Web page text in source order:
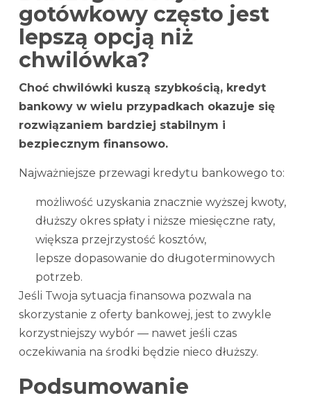
gotówkowy często jest
lepszą opcją niż
chwilówka?
Choć chwilówki kuszą szybkością, kredyt
bankowy w wielu przypadkach okazuje się
rozwiązaniem bardziej stabilnym i
bezpiecznym finansowo.
Najważniejsze przewagi kredytu bankowego to:
możliwość uzyskania znacznie wyższej kwoty,
dłuższy okres spłaty i niższe miesięczne raty,
większa przejrzystość kosztów,
lepsze dopasowanie do długoterminowych
potrzeb.
Jeśli Twoja sytuacja finansowa pozwala na
skorzystanie z oferty bankowej, jest to zwykle
korzystniejszy wybór — nawet jeśli czas
oczekiwania na środki będzie nieco dłuższy.
Podsumowanie